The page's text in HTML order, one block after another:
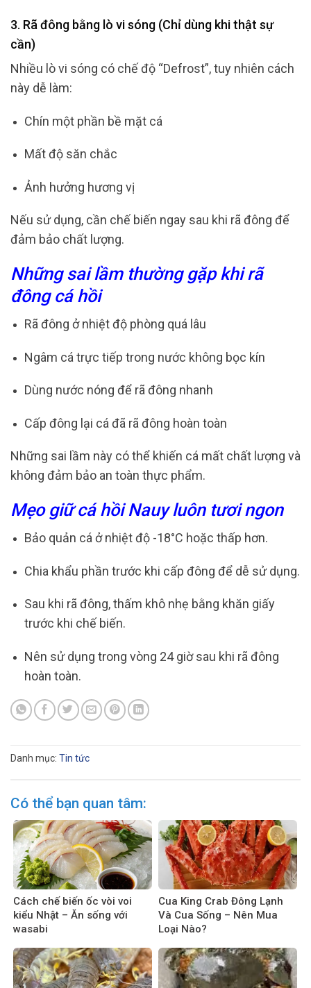
3. Rã đông bằng lò vi sóng (Chỉ dùng khi thật sự
cần)
Nhiều lò vi sóng có chế độ “Defrost”, tuy nhiên cách
này dễ làm:
Chín một phần bề mặt cá
Mất độ săn chắc
Ảnh hưởng hương vị
Nếu sử dụng, cần chế biến ngay sau khi rã đông để
đảm bảo chất lượng.
Những sai lầm thường gặp khi rã
đông cá hồi
Rã đông ở nhiệt độ phòng quá lâu
Ngâm cá trực tiếp trong nước không bọc kín
Dùng nước nóng để rã đông nhanh
Cấp đông lại cá đã rã đông hoàn toàn
Những sai lầm này có thể khiến cá mất chất lượng và
không đảm bảo an toàn thực phẩm.
Mẹo giữ cá hồi Nauy luôn tươi ngon
Bảo quản cá ở nhiệt độ -18°C hoặc thấp hơn.
Chia khẩu phần trước khi cấp đông để dễ sử dụng.
Sau khi rã đông, thấm khô nhẹ bằng khăn giấy
trước khi chế biến.
Nên sử dụng trong vòng 24 giờ sau khi rã đông
hoàn toàn.
Danh mục: Tin tức
Có thể bạn quan tâm:
Cách chế biến ốc vòi voi
kiểu Nhật – Ăn sống với
wasabi
Cua King Crab Đông Lạnh
Và Cua Sống – Nên Mua
Loại Nào?